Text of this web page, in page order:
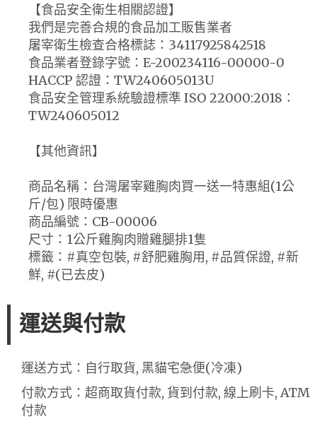
【食品安全衛生相關認證】
我們是完善合規的食品加工販售業者
屠宰衛生檢查合格標誌：34117925842518
食品業者登錄字號：E-200234116-00000-0
HACCP 認證：TW240605013U
食品安全管理系統驗證標準 ISO 22000:2018：
TW240605012
【其他資訊】
商品名稱：台灣屠宰雞胸肉買一送一特惠組(1公
斤/包) 限時優惠
商品編號：CB-00006
尺寸：1公斤雞胸肉贈雞腿排1隻
標籤：#真空包裝, #舒肥雞胸用, #品質保證, #新
鮮, #(已去皮)
運送與付款
運送方式：自行取貨, 黑貓宅急便(冷凍)
付款方式：超商取貨付款, 貨到付款, 線上刷卡, ATM
付款